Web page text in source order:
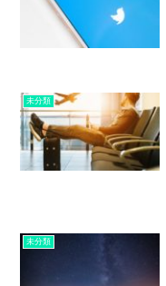
未分類
未分類